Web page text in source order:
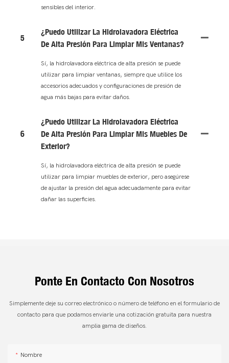
sensibles del interior.
5
¿Puedo Utilizar La Hidrolavadora Eléctrica
De Alta Presión Para Limpiar Mis Ventanas?
Sí, la hidrolavadora eléctrica de alta presión se puede
utilizar para limpiar ventanas, siempre que utilice los
accesorios adecuados y configuraciones de presión de
agua más bajas para evitar daños.
6
¿Puedo Utilizar La Hidrolavadora Eléctrica
De Alta Presión Para Limpiar Mis Muebles De
Exterior?
Sí, la hidrolavadora eléctrica de alta presión se puede
utilizar para limpiar muebles de exterior, pero asegúrese
de ajustar la presión del agua adecuadamente para evitar
dañar las superficies.
Ponte En Contacto Con Nosotros
Simplemente deje su correo electrónico o número de teléfono en el formulario de
contacto para que podamos enviarle una cotización gratuita para nuestra
amplia gama de diseños.
Nombre